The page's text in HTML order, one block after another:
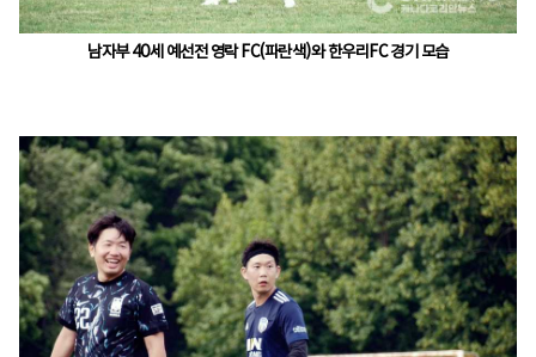
남자부 40세 예선전 영락 FC(파란색)와 한우리FC 경기 모습